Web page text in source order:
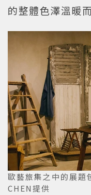
的整體色澤溫暖
歐藝旅集之中的展題
CHEN提供